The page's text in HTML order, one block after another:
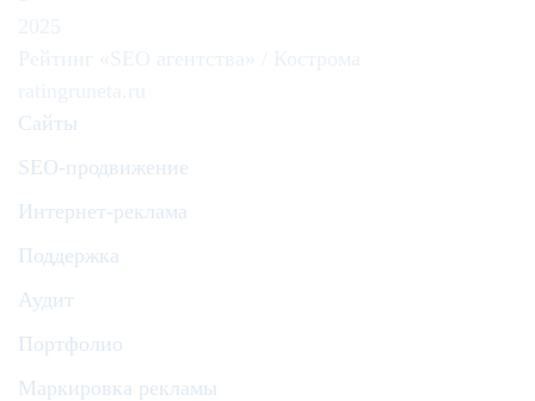
Сайты
SEO-продвижение
Интернет-реклама
Поддержка
Аудит
Портфолио
Маркировка рекламы